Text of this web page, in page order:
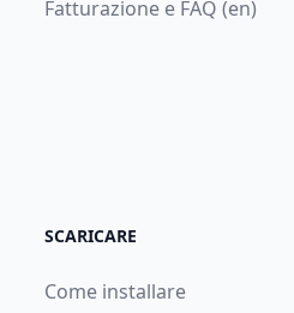
Fatturazione e FAQ (en)
SCARICARE
Come installare